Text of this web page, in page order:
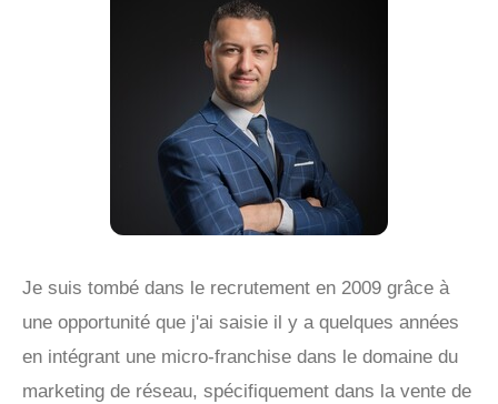
Je suis tombé dans le recrutement en 2009 grâce à
une opportunité que j'ai saisie il y a quelques années
en intégrant une micro-franchise dans le domaine du
marketing de réseau, spécifiquement dans la vente de